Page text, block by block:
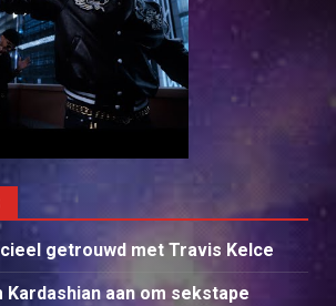
getrouwd met Travis Kelce
Kardashian aan om sekstape